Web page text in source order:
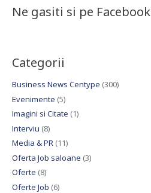
Ne gasiti si pe Facebook
Categorii
Business News Centype (300)
Evenimente (5)
Imagini si Citate (1)
Interviu (8)
Media & PR(11)
Oferta Job saloane (3)
Oferte (8)
Oferte Job (6)